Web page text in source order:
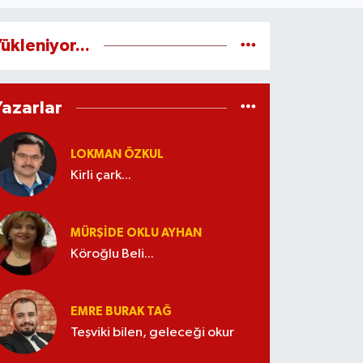
LOKMAN ÖZKUL
Kirli çark...
MÜRŞIDE OKLU AYHAN
Köroğlu Beli...
EMRE BURAK TAĞ
Teşviki bilen, geleceği okur